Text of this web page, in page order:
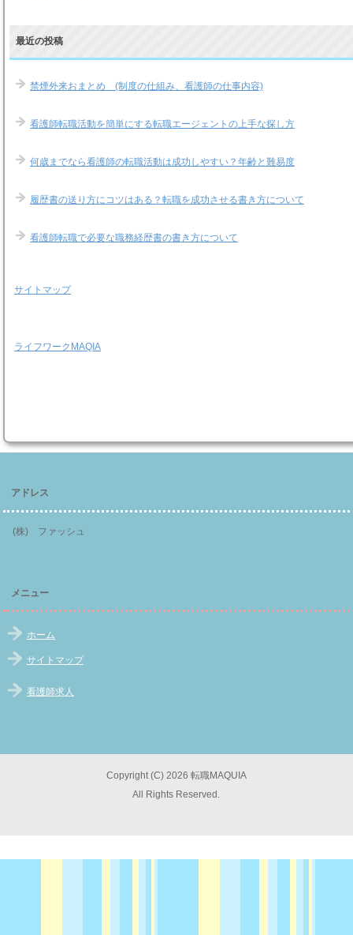
最近の投稿
禁煙外来おまとめ (制度の仕組み、看護師の仕事内容)
看護師転職活動を簡単にする転職エージェントの上手な探し方
何歳までなら看護師の転職活動は成功しやすい？年齢と難易度
履歴書の送り方にコツはある？転職を成功させる書き方について
看護師転職で必要な職務経歴書の書き方について
サイトマップ
ライフワークMAQIA
アドレス
(株) ファッシュ
メニュー
ホーム
サイトマップ
看護師求人
Copyright (C) 2026 転職MAQUIA
All Rights Reserved.